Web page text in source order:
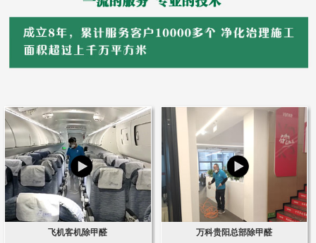
飞机客机除甲醛 万科贵阳总部除甲醛